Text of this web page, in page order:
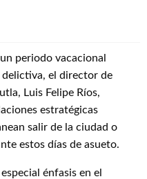
periodo vacacional
el director de
Luis Felipe Ríos,
estratégicas
salir de la ciudad o
estos días de asueto.
énfasis en el